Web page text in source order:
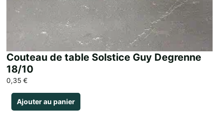
Couteau de table Solstice Guy Degrenne
18/10
0,35 €
Ajouter au panier